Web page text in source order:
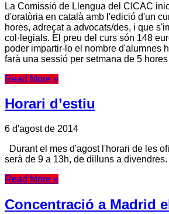
La Comissió de Llengua del CICAC
d'oratòria en català amb l'edició d'un
hores, adreçat a advocats/des, i que
col·legials. El preu del curs són 148
poder impartir-lo el nombre d'alumnes
farà una sessió per setmana de 5
Read More »
Horari d’estiu
6 d'agost de 2014
Durant el mes d'agost l'horari de les
serà de 9 a 13h, de dilluns a divendres.
Read More »
Concentració a Madrid